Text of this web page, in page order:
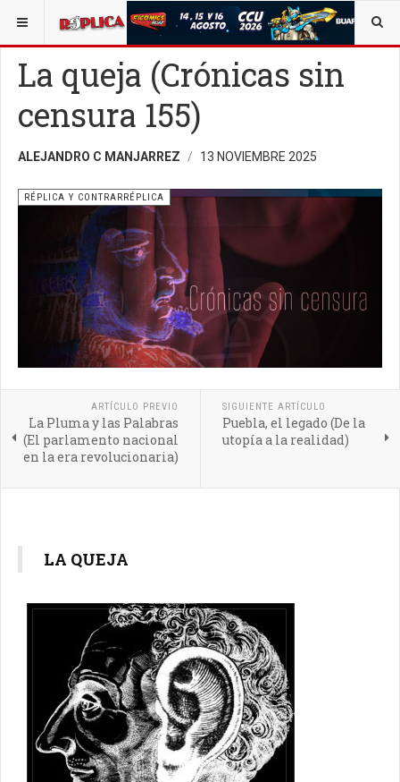
ESTÁ AQUÍ:
La queja (Crónicas sin
censura 155)
ALEJANDRO C MANJARREZ 13 NOVIEMBRE 2025
RÉPLICA Y CONTRARRÉPLICA
ARTÍCULO PREVIO
La Pluma y las Palabras
(El parlamento nacional
en la era revolucionaria)
SIGUIENTE ARTÍCULO
Puebla, el legado (De la
utopía a la realidad)
LA QUEJA